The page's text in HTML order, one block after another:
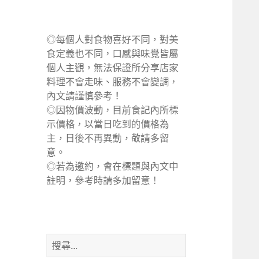
◎每個人對食物喜好不同，對美
食定義也不同，口感與味覺皆屬
個人主觀，無法保證所分享店家
料理不會走味、服務不會變調，
內文請謹慎參考！
◎因物價波動，目前食記內所標
示價格，以當日吃到的價格為
主，日後不再異動，敬請多留
意。
◎若為邀約，會在標題與內文中
註明，參考時請多加留意！
搜
尋